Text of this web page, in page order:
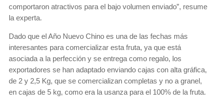
comportaron atractivos para el bajo volumen enviado”, resume
la experta.
Dado que el Año Nuevo Chino es una de las fechas más
interesantes para comercializar esta fruta, ya que está
asociada a la perfección y se entrega como regalo, los
exportadores se han adaptado enviando cajas con alta gráfica,
de 2 y 2,5 Kg, que se comercializan completas y no a granel,
en cajas de 5 kg, como era la usanza para el 100% de la fruta.